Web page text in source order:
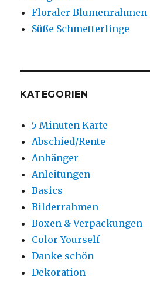
Floraler Blumenrahmen
Süße Schmetterlinge
KATEGORIEN
5 Minuten Karte
Abschied/Rente
Anhänger
Anleitungen
Basics
Bilderrahmen
Boxen & Verpackungen
Color Yourself
Danke schön
Dekoration